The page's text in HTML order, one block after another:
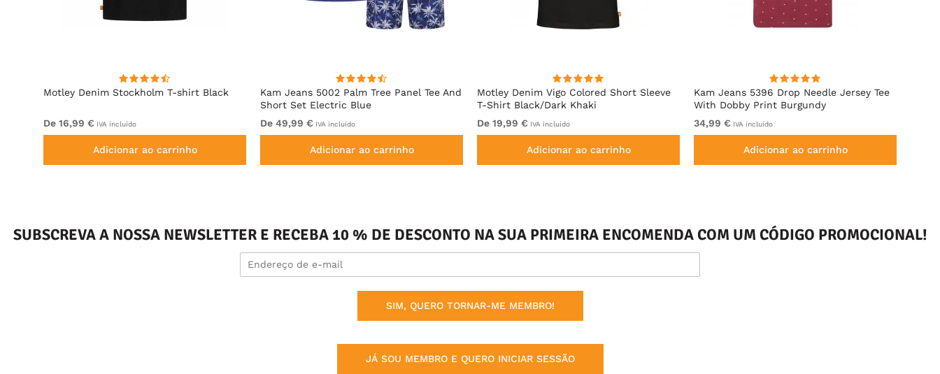
Motley Denim Stockholm T-shirt Black
De 16,99 € IVA incluído
Adicionar ao carrinho
Kam Jeans 5002 Palm Tree Panel Tee And
Short Set Electric Blue
De 49,99 € IVA incluído
Adicionar ao carrinho
Motley Denim Vigo Colored Short Sleeve
T-Shirt Black/Dark Khaki
De 19,99 € IVA incluído
Adicionar ao carrinho
Kam Jeans 5396 Drop Needle Jersey Tee
With Dobby Print Burgundy
34,99 € IVA incluído
Adicionar ao carrinho
SUBSCREVA A NOSSA NEWSLETTER E RECEBA 10 % DE DESCONTO NA SUA PRIMEIRA ENCOMENDA COM UM CÓDIGO PROMOCIONAL!
SIM, QUERO TORNAR-ME MEMBRO!
JÁ SOU MEMBRO E QUERO INICIAR SESSÃO